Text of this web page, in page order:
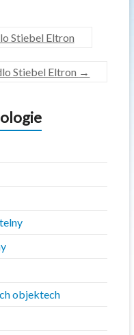
Stiebel Eltron
Stiebel Eltron →
objektech